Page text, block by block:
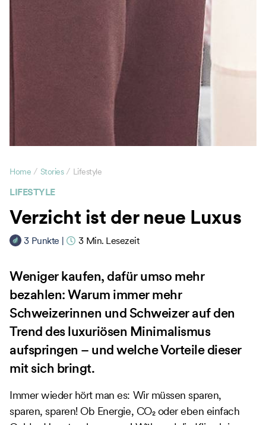
LIFESTYLE
Home / Stories / Lifestyle
Verzicht ist der neue Luxus
3 Punkte | 3 Min. Lesezeit
Weniger kaufen, dafür umso mehr
bezahlen: Warum immer mehr
Schweizerinnen und Schweizer auf den
Trend des luxuriösen Minimalismus
aufspringen – und welche Vorteile dieser
mit sich bringt.
Immer wieder hört man es: Wir müssen sparen,
sparen, sparen! Ob Energie, CO₂ oder eben einfach